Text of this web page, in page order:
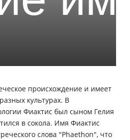
происхождение и имеет
культурах. В
Фиактис был сыном Гелия
в сокола. Имя Фиактис
слова "Phaethon", что